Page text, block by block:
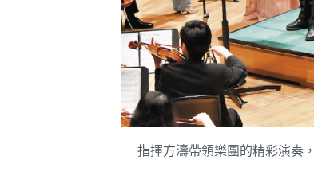
指揮方濤帶領樂團的精彩演奏